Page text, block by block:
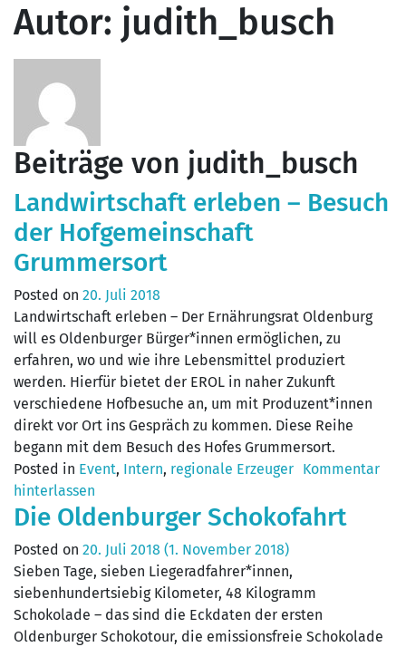
Autor: judith_busch
Beiträge von judith_busch
Landwirtschaft erleben – Besuch
der Hofgemeinschaft
Grummersort
Posted on 20. Juli 2018
Landwirtschaft erleben – Der Ernährungsrat Oldenburg
will es Oldenburger Bürger*innen ermöglichen, zu
erfahren, wo und wie ihre Lebensmittel produziert
werden. Hierfür bietet der EROL in naher Zukunft
verschiedene Hofbesuche an, um mit Produzent*innen
direkt vor Ort ins Gespräch zu kommen. Diese Reihe
begann mit dem Besuch des Hofes Grummersort.
Posted in Event, Intern, regionale Erzeuger Kommentar
hinterlassen
Die Oldenburger Schokofahrt
Posted on 20. Juli 2018 (1. November 2018)
Sieben Tage, sieben Liegeradfahrer*innen,
siebenhundertsiebig Kilometer, 48 Kilogramm
Schokolade – das sind die Eckdaten der ersten
Oldenburger Schokotour, die emissionsfreie Schokolade